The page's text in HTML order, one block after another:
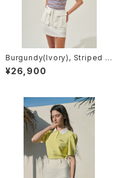
Burgundy(Ivory), Striped E
dgeLine Short Sleeve Polo
¥26,900